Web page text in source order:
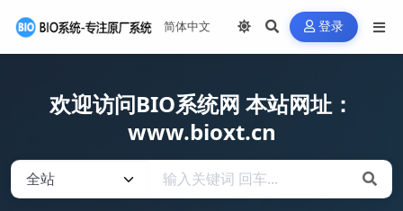
登录
欢迎访问BIO系统网 本站网址：
www.bioxt.cn